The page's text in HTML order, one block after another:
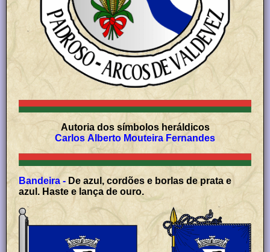
Autoria dos símbolos heráldicos
Carlos Alberto Mouteira Fernandes
Bandeira - De azul, cordões e borlas de prata e
azul. Haste e lança de ouro.